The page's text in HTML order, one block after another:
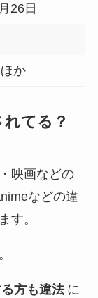
26日
ほか
てる？
映画などの
などの違
す。
方も違法 に